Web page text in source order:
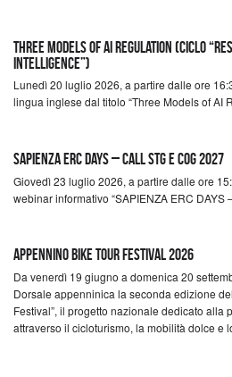
Three Models of AI Regulation (Ciclo
Intelligence”)
Lunedì 20 luglio 2026, a partire dalle ore
lingua inglese dal titolo “Three Models of AI
SAPIENZA ERC DAYS – call StG e CoG 2027
Giovedì 23 luglio 2026, a partire dalle ore
webinar informativo “SAPIENZA ERC DAYS
Appennino Bike Tour Festival 2026
Da venerdì 19 giugno a domenica 20
Dorsale appenninica la seconda edizione
Festival”, il progetto nazionale dedicato alla
attraverso il cicloturismo, la mobilità dolce e